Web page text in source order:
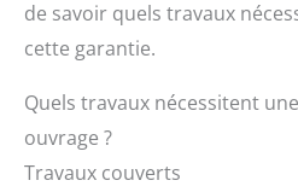
de savoir quels travaux
cette garantie.
Quels travaux nécessitent
ouvrage ?
Travaux couverts